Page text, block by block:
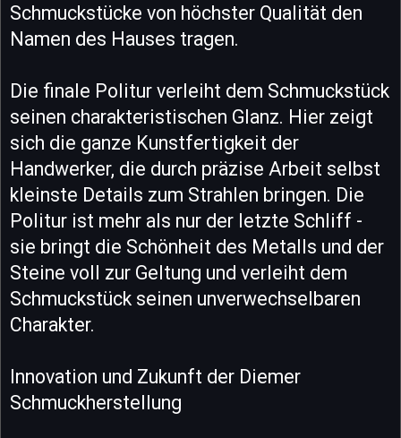
Schmuckstücke von höchster Qualität den
Namen des Hauses tragen.
Die finale Politur verleiht dem Schmuckstück
seinen charakteristischen Glanz. Hier zeigt
sich die ganze Kunstfertigkeit der
Handwerker, die durch präzise Arbeit selbst
kleinste Details zum Strahlen bringen. Die
Politur ist mehr als nur der letzte Schliff -
sie bringt die Schönheit des Metalls und der
Steine voll zur Geltung und verleiht dem
Schmuckstück seinen unverwechselbaren
Charakter.
Innovation und Zukunft der Diemer
Schmuckherstellung